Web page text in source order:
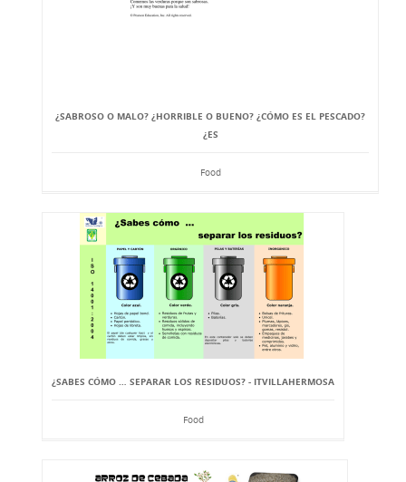
¿SABROSO O MALO? ¿HORRIBLE O BUENO? ¿CÓMO ES EL PESCADO?
¿ES
Food
¿SABES CÓMO … SEPARAR LOS RESIDUOS? - ITVILLAHERMOSA
Food